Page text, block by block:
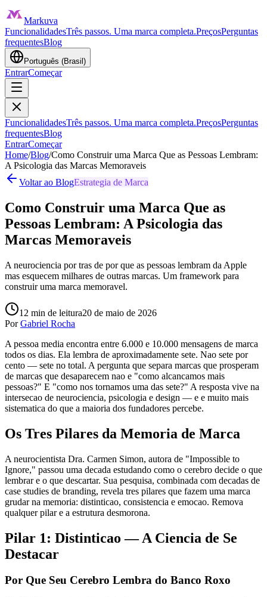
Markuva
FuncionalidadesTrês passos. Uma marca completa.PreçosPerguntas
frequentesBlog
Português (Brasil)
EntrarComeçar
FuncionalidadesTrês passos. Uma marca completa.PreçosPerguntas
frequentesBlog
EntrarComeçar
Home/Blog/Como Construir uma Marca Que as Pessoas Lembram:
A Psicologia das Marcas Memoraveis
Voltar ao BlogEstrategia de Marca
Como Construir uma Marca Que as
Pessoas Lembram: A Psicologia das
Marcas Memoraveis
A neurociencia por tras de por que as pessoas lembram da Apple
mas esquecem milhares de outras marcas. Um framework para
construir uma marca memoravel.
12 min de leitura20 de maio de 2026
Por Gabriel Rocha
A pessoa media encontra entre 6.000 e 10.000 mensagens de marca
todos os dias. Ela lembra de aproximadamente sete. Nao sete por
cento — sete no total. A pergunta que separa marcas que prosperam
de marcas que desaparecem nao e "como alcancamos mais
pessoas?" E "como nos tornamos uma das sete?" A resposta vive na
intersecao de neurociencia, psicologia e design — e e muito mais
sistematica do que a maioria dos fundadores percebe.
Os Tres Pilares da Memoria de Marca
A neurocientista Dra. Carmen Simon, autora de "Impossible to
Ignore," passou uma decada estudando como o cerebro decide o que
lembrar e o que descartar. Sua pesquisa, combinada com decadas de
case studies de branding, revela tres pilares que fazem uma marca
grudar na memoria: distinticao, consistencia e emocao. Remova
qualquer pilar e a estrutura desmorona.
Pilar 1: Distinticao — A Ciencia de Se
Destacar
Por Que Seu Cerebro Lembra do Banco Roxo